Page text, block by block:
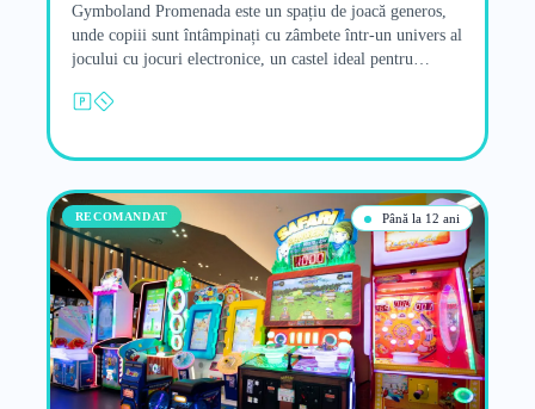
Gymboland Promenada este un spațiu de joacă generos,
unde copiii sunt întâmpinați cu zâmbete într-un univers al
jocului cu jocuri electronice, un castel ideal pentru
Până la 12 ani
RECOMANDAT